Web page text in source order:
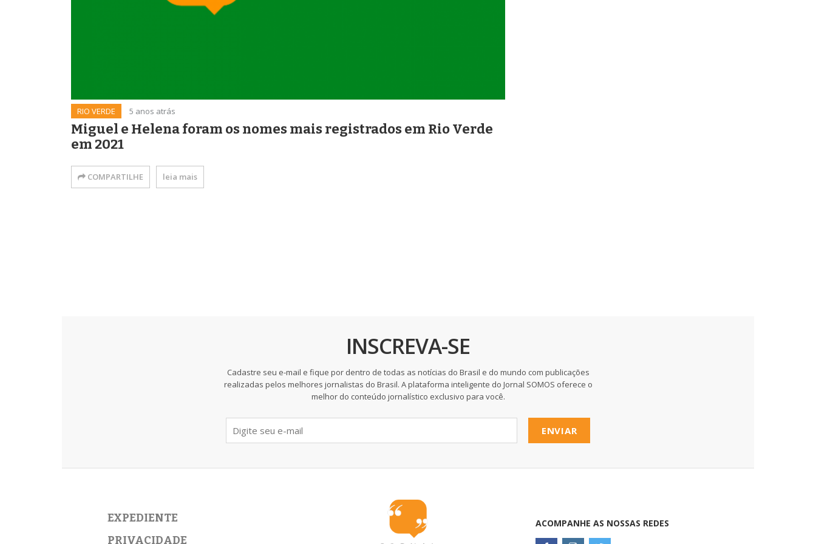
RIO VERDE 5 anos atrás
Miguel e Helena foram os nomes mais registrados em Rio Verde
em 2021
COMPARTILHE leia mais
INSCREVA-SE
Cadastre seu e-mail e fique por dentro de todas as notícias do Brasil e do mundo com publicações
realizadas pelos melhores jornalistas do Brasil. A plataforma inteligente do Jornal SOMOS oferece o
melhor do conteúdo jornalístico exclusivo para você.
ENVIAR
EXPEDIENTE
PRIVACIDADE
ACOMPANHE AS NOSSAS REDES